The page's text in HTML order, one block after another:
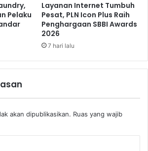
Pelaku
Layanan Internet Tumbuh
Pesat, PLN Icon Plus Raih
Penghargaan SBBI Awards
2026
7 hari lalu
akan dipublikasikan. Ruas yang wajib